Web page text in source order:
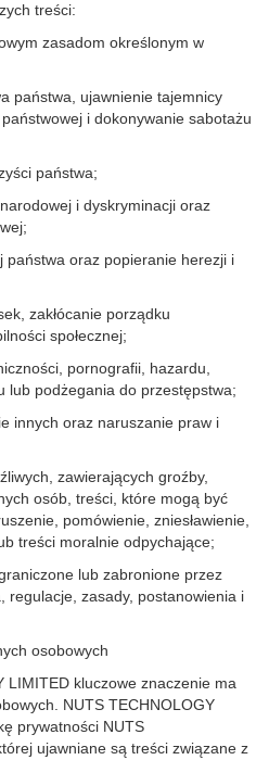
treści:
zasadom określonym w
państwa, ujawnienie tajemnicy
i dokonywanie sabotażu
państwa;
i dyskryminacji oraz
państwa oraz popieranie herezji i
zakłócanie porządku
społecznej;
pornografii, hazardu,
lub podżegania do przestępstwa;
innych oraz naruszanie praw i
zawierających groźby,
osób, treści, które mogą być
pomówienie, zniesławienie,
treści moralnie odpychające;
lub zabronione przez
regulacje, zasady, postanowienia i
osobowych
LIMITED kluczowe znaczenie ma
NUTS TECHNOLOGY
prywatności NUTS
ujawniane są treści związane z